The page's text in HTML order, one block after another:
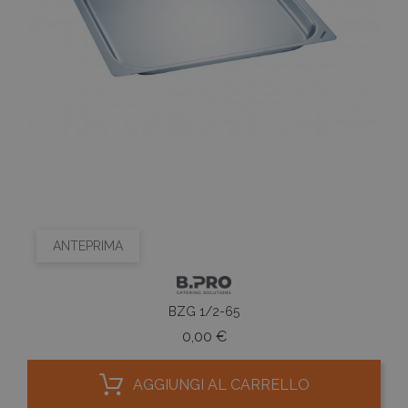
ANTEPRIMA
BZG 1/2-65
0,00 €Prezzo
AGGIUNGI AL CARRELLO